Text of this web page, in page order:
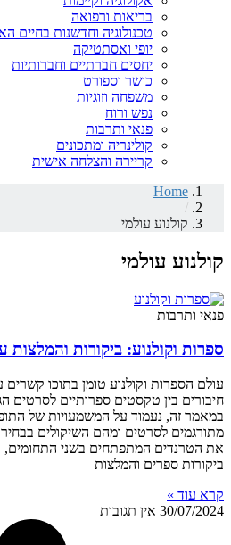
בריאות ורפואה
טכנולוגיה וחדשנות בחיים
יופי ואסתטיקה
יחסים חברתיים וחברותיות
כושר וספורט
משפחה וזוגיות
נפש ורוח
פנאי ותרבות
קולינריה ומתכונים
קריירה והצלחה אישית
Home
/
קולנוע עולמי
קולנוע עולמי
פנאי ותרבות
ספרות וקולנוע: ביקורות
עולם הספרות וקולנוע טומן בתוכו
חיבורים בין טקסטים ספרותיים לסרטים
במאמר זה, נעמוד על המשמעויות של
מתורגמים לסרטים ומהם השיקולים
את הטרנדים המתפתחים בשני
ביקורות ספרים והמלצות
קרא עוד »
30/07/2024 אין תגובות